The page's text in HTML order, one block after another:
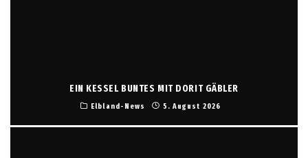
EIN KESSEL BUNTES MIT DORIT GÄBLER
Elbland-News 5. August 2026